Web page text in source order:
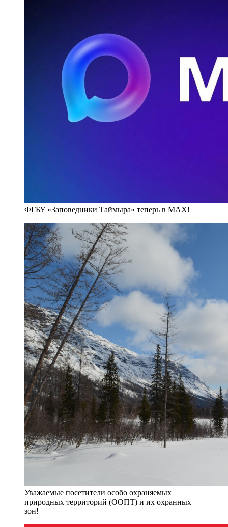
ФГБУ «Заповедники Таймыра» теперь в MAX!
Уважаемые посетители особо охраняемых
природных территорий (ООПТ) и их охранных
зон!